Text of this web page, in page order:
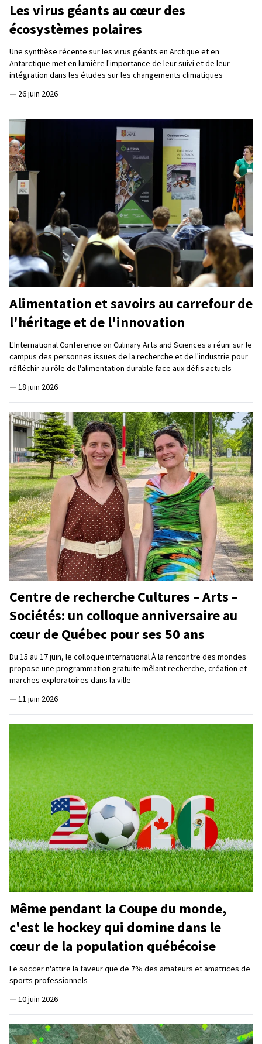
Les virus géants au cœur des
écosystèmes polaires
Une synthèse récente sur les virus géants en Arctique et en
Antarctique met en lumière l'importance de leur suivi et de leur
intégration dans les études sur les changements climatiques
— 26 juin 2026
Alimentation et savoirs au carrefour de
l'héritage et de l'innovation
L'International Conference on Culinary Arts and Sciences a réuni sur le
campus des personnes issues de la recherche et de l'industrie pour
réfléchir au rôle de l'alimentation durable face aux défis actuels
— 18 juin 2026
Centre de recherche Cultures – Arts –
Sociétés: un colloque anniversaire au
cœur de Québec pour ses 50 ans
Du 15 au 17 juin, le colloque international À la rencontre des mondes
propose une programmation gratuite mêlant recherche, création et
marches exploratoires dans la ville
— 11 juin 2026
Même pendant la Coupe du monde,
c'est le hockey qui domine dans le
cœur de la population québécoise
Le soccer n'attire la faveur que de 7% des amateurs et amatrices de
sports professionnels
— 10 juin 2026